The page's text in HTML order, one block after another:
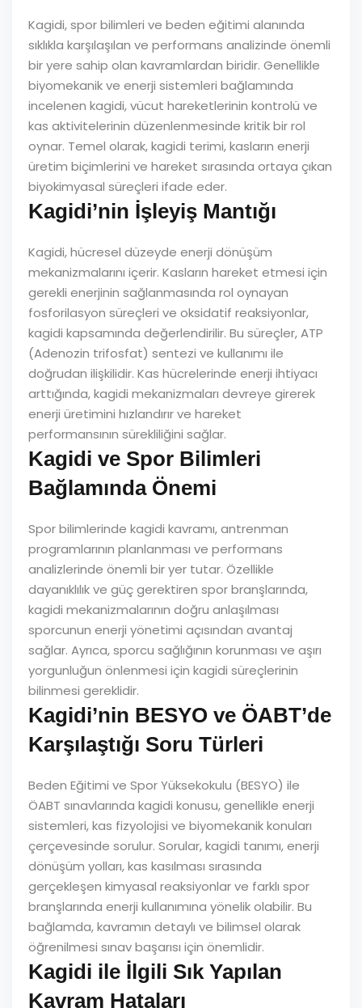
Kagidi, spor bilimleri ve beden eğitimi alanında
sıklıkla karşılaşılan ve performans analizinde önemli
bir yere sahip olan kavramlardan biridir. Genellikle
biyomekanik ve enerji sistemleri bağlamında
incelenen kagidi, vücut hareketlerinin kontrolü ve
kas aktivitelerinin düzenlenmesinde kritik bir rol
oynar. Temel olarak, kagidi terimi, kasların enerji
üretim biçimlerini ve hareket sırasında ortaya çıkan
biyokimyasal süreçleri ifade eder.
Kagidi’nin İşleyiş Mantığı
Kagidi, hücresel düzeyde enerji dönüşüm
mekanizmalarını içerir. Kasların hareket etmesi için
gerekli enerjinin sağlanmasında rol oynayan
fosforilasyon süreçleri ve oksidatif reaksiyonlar,
kagidi kapsamında değerlendirilir. Bu süreçler, ATP
(Adenozin trifosfat) sentezi ve kullanımı ile
doğrudan ilişkilidir. Kas hücrelerinde enerji ihtiyacı
arttığında, kagidi mekanizmaları devreye girerek
enerji üretimini hızlandırır ve hareket
performansının sürekliliğini sağlar.
Kagidi ve Spor Bilimleri
Bağlamında Önemi
Spor bilimlerinde kagidi kavramı, antrenman
programlarının planlanması ve performans
analizlerinde önemli bir yer tutar. Özellikle
dayanıklılık ve güç gerektiren spor branşlarında,
kagidi mekanizmalarının doğru anlaşılması
sporcunun enerji yönetimi açısından avantaj
sağlar. Ayrıca, sporcu sağlığının korunması ve aşırı
yorgunluğun önlenmesi için kagidi süreçlerinin
bilinmesi gereklidir.
Kagidi’nin BESYO ve ÖABT’de
Karşılaştığı Soru Türleri
Beden Eğitimi ve Spor Yüksekokulu (BESYO) ile
ÖABT sınavlarında kagidi konusu, genellikle enerji
sistemleri, kas fizyolojisi ve biyomekanik konuları
çerçevesinde sorulur. Sorular, kagidi tanımı, enerji
dönüşüm yolları, kas kasılması sırasında
gerçekleşen kimyasal reaksiyonlar ve farklı spor
branşlarında enerji kullanımına yönelik olabilir. Bu
bağlamda, kavramın detaylı ve bilimsel olarak
öğrenilmesi sınav başarısı için önemlidir.
Kagidi ile İlgili Sık Yapılan
Kavram Hataları